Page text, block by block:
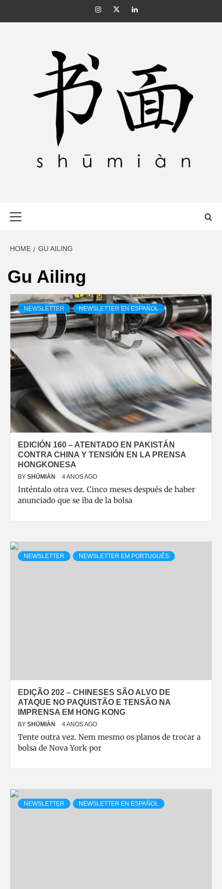
InstagramTwitterLinkedin
HOME GU AILING
Gu Ailing
NEWSLETTER NEWSLETTER EN ESPAÑOL
EDICIÓN 160 – ATENTADO EN PAKISTÁN
CONTRA CHINA Y TENSIÓN EN LA PRENSA
HONGKONESA
BY SHŪMIÀN 4 ANOS AGO
Inténtalo otra vez. Cinco meses después de haber
anunciado que se iba de la bolsa
NEWSLETTER NEWSLETTER EM PORTUGUÊS
EDIÇÃO 202 – CHINESES SÃO ALVO DE
ATAQUE NO PAQUISTÃO E TENSÃO NA
IMPRENSA EM HONG KONG
BY SHŪMIÀN 4 ANOS AGO
Tente outra vez. Nem mesmo os planos de trocar a
bolsa de Nova York por
NEWSLETTER NEWSLETTER EN ESPAÑOL